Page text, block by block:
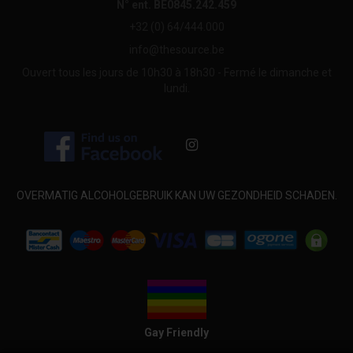
OVERMATIG ALCOHOLGEBRUIK KAN UW GEZONDHEID SCHADEN.
Gay Friendly